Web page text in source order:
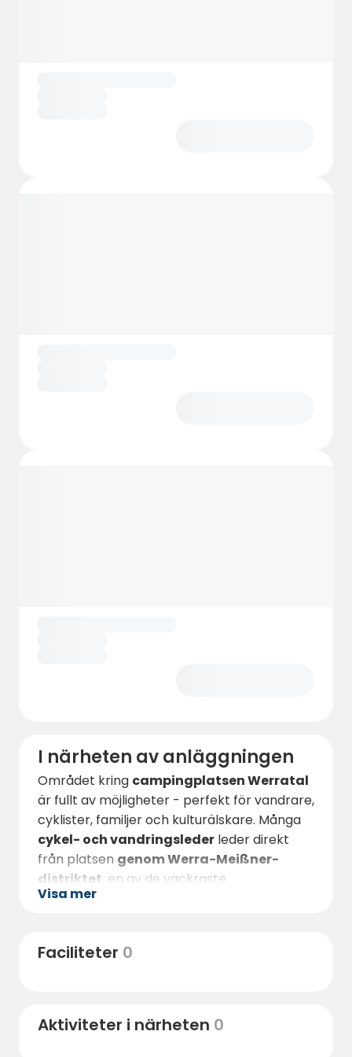
I närheten av anläggningen
Området kring campingplatsen Werratal
är fullt av möjligheter - perfekt för vandrare,
cyklister, familjer och kulturälskare. Många
cykel- och vandringsleder leder direkt
från platsen genom Werra-Meißner-
distriktet , en av de vackraste
naturregionerna i Hessen. En offentlig
perfekt för en varierad dag ute utan att
pittoreska gamla stadenWitzenhausen
Visa mer
Faciliteter 0
Aktiviteter i närheten 0